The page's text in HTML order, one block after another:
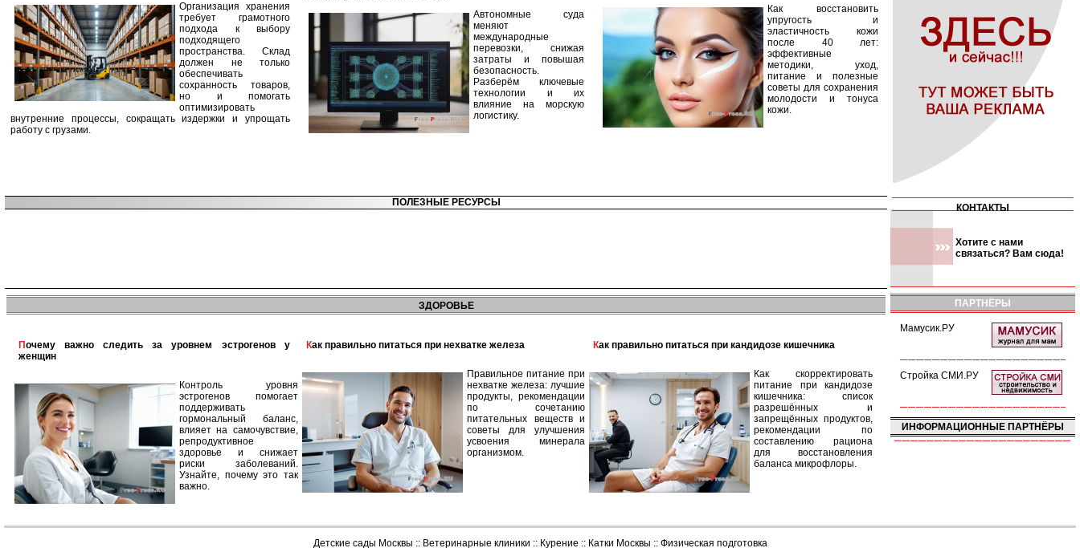
Организация хранения
требует грамотного
подхода к выбору
подходящего
пространства. Склад
должен не только
обеспечивать
сохранность товаров,
но и помогать
оптимизировать
внутренние процессы, сокращать издержки и упрощать
работу с грузами.
Автономные суда
меняют
международные
перевозки, снижая
затраты и повышая
безопасность.
Разберём ключевые
технологии и их
влияние на морскую
логистику.
Как восстановить
упругость и
эластичность кожи
после 40 лет:
эффективные
методики, уход,
питание и полезные
советы для сохранения
молодости и тонуса
кожи.
ПОЛЕЗНЫЕ РЕСУРСЫ КОНТАКТЫ
Хотите с нами
связаться? Вам сюда!
ЗДОРОВЬЕ
Почему важно следить за уровнем эстрогенов у
женщин
Контроль уровня
эстрогенов помогает
поддерживать
гормональный баланс,
влияет на самочувствие,
репродуктивное
здоровье и снижает
риски заболеваний.
Узнайте, почему это так
важно.
Как правильно питаться при нехватке железа
Правильное питание при
нехватке железа: лучшие
продукты, рекомендации
по сочетанию
питательных веществ и
советы для улучшения
усвоения минерала
организмом.
Как правильно питаться при кандидозе кишечника
Как скорректировать
питание при кандидозе
кишечника: список
разрешённых и
запрещённых продуктов,
рекомендации по
составлению рациона
для восстановления
баланса микрофлоры.
ПАРТНЁРЫ
Мамусик.РУ
Стройка СМИ.РУ
ИНФОРМАЦИОННЫЕ ПАРТНЁРЫ
Детские сады Москвы :: Ветеринарные клиники :: Курение :: Катки Москвы :: Физическая подготовка